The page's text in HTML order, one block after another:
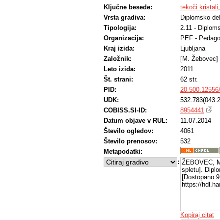
Ključne besede:
tekoči kristali
Vrsta gradiva:
Diplomsko
Tipologija:
2.11 -
Organizacija:
PEF -
Kraj izida:
Ljubljana
Založnik:
[M. Žebovec]
Leto izida:
2011
Št. strani:
62 str.
PID:
UDK:
COBISS.SI-ID:
8954441
Datum objave v RUL:
11.07.2014
Število ogledov:
4061
Število prenosov:
532
Metapodatki:
: ŽEBOVEC,
spletu].
[Dostopano
https://
Kopiraj citat